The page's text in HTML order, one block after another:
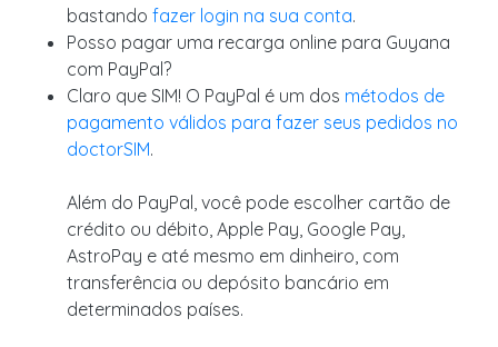
bastando fazer login na sua conta.
Posso pagar uma recarga online para Guyana
com PayPal?
Claro que SIM! O PayPal é um dos métodos de
pagamento válidos para fazer seus pedidos no
doctorSIM.
Além do PayPal, você pode escolher cartão de
crédito ou débito, Apple Pay, Google Pay,
AstroPay e até mesmo em dinheiro, com
transferência ou depósito bancário em
determinados países.